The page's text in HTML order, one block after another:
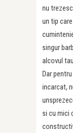
nu
un tip
singur
alcovul
Dar
incarcat,
si cu mici